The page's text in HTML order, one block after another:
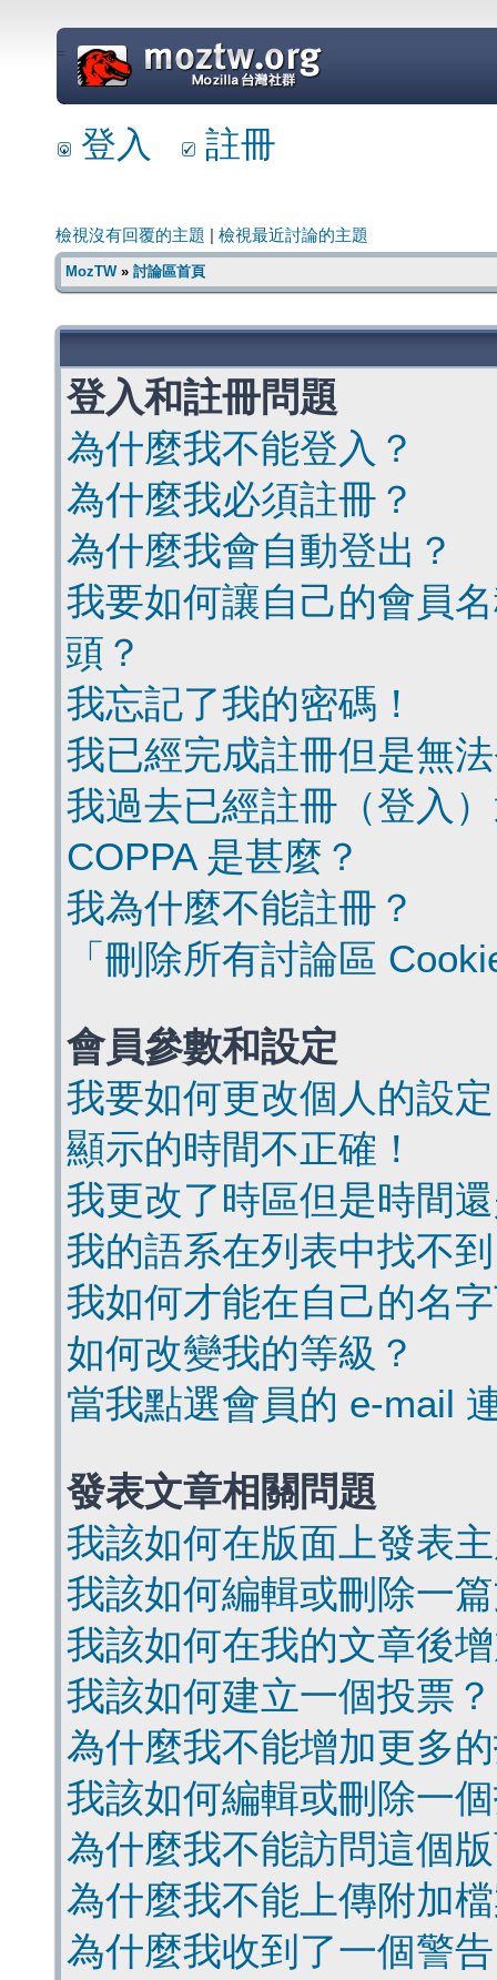
=
登入 註冊
檢視沒有回覆的主題 檢視最近討論的主題
MozTW» 討論區首頁
登入和註冊問題
為什麼我不能登入？
為什麼我必須註冊？
為什麼我會自動登出？
我要如何讓自己的會員
頭？
我忘記了我的密碼！
我已經完成註冊但是無
我過去已經註冊（登入
COPPA 是甚麼？
我為什麼不能註冊？
「刪除所有討論區
會員參數和設定
我要如何更改個人的設
顯示的時間不正確！
我更改了時區但是時間
我的語系在列表中找不
我如何才能在自己的名
如何改變我的等級？
當我點選會員的 e-mail
發表文章相關問題
我該如何在版面上發表
我該如何編輯或刪除一
我該如何在我的文章後
我該如何建立一個投票？
為什麼我不能增加更多
我該如何編輯或刪除一
為什麼我不能訪問這個
為什麼我不能上傳附加
為什麼我收到了一個警